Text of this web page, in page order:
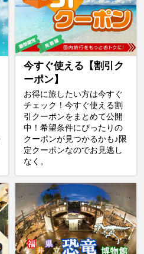
今すぐ使える【割引ク
ーポン】
お得に旅したい方は今すぐ
チェック！今すぐ使える割
引クーポンをまとめて公開
中！希望条件にぴったりの
クーポンが見つかるかも♪限
定クーポンなのでお見逃し
なく。